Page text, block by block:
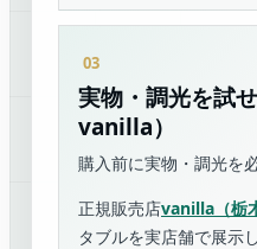
実物・調光を試
vanilla）
購入前に実物・調光を
正規販売店vanilla（栃
タブルを実店舗で展示